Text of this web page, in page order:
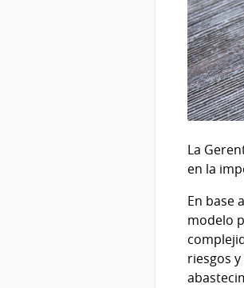
La
en la
En base
modelo
riesgos